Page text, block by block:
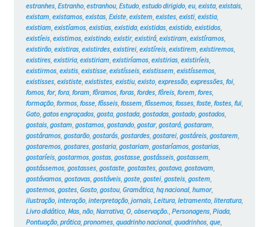
estranhes, Estranho, estranhou, Estudo, estudo dirigido, eu, exista, existais,
existam, existamos, existas, Existe, existem, existes, existi, existia,
existiam, existíamos, existias, existida, existidas, existido, existidos,
existíeis, existimos, existindo, existir, existirá, existiram, existíramos,
existirão, existiras, existirdes, existirei, existíreis, existirem, existiremos,
existires, existiria, existiriam, existiríamos, existirias, existiríeis,
existirmos, existis, existisse, existísseis, existissem, existíssemos,
existisses, exististe, exististes, existiu, existo, expressão, expressões, foi,
fomos, for, fora, foram, fôramos, foras, fordes, fôreis, forem, fores,
formação, formos, fosse, fôsseis, fossem, fôssemos, fosses, foste, fostes, fui,
Gato, gatos engraçados, gosta, gostada, gostadas, gostado, gostados,
gostais, gostam, gostamos, gostando, gostar, gostará, gostaram,
gostáramos, gostarão, gostarás, gostardes, gostarei, gostáreis, gostarem,
gostaremos, gostares, gostaria, gostariam, gostaríamos, gostarias,
gostaríeis, gostarmos, gostas, gostasse, gostásseis, gostassem,
gostássemos, gostasses, gostaste, gostastes, gostava, gostavam,
gostávamos, gostavas, gostáveis, goste, gostei, gosteis, gostem,
gostemos, gostes, Gosto, gostou, Gramática, hq nacional, humor,
ilustração, interação, interpretação, jornais, Leitura, letramento, literatura,
Livro didático, Mas, não, Narrativa, O, observação. Personagens, Piada,
Pontuação, prática, pronomes, quadrinho nacional, quadrinhos, que,